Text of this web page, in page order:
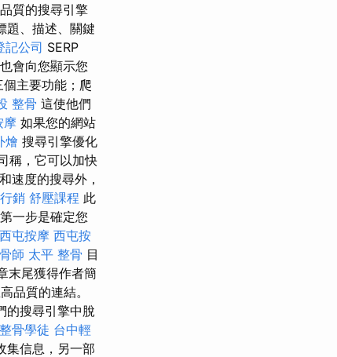
質的搜尋引擎
題、描述、關鍵
記公司 SERP
會向您顯示您
主要功能；爬
整骨 這使他們
摩 如果您的網站
燴 搜尋引擎優化
稱，它可以加快
速度的搜尋外，
銷 舒壓課程 此
一步是確定您
西屯按摩 西屯按
師 太平 整骨 目
末尾獲得作者簡
品質的連結。
的搜尋引擎中脫
整骨學徒 台中輕
集信息，另一部